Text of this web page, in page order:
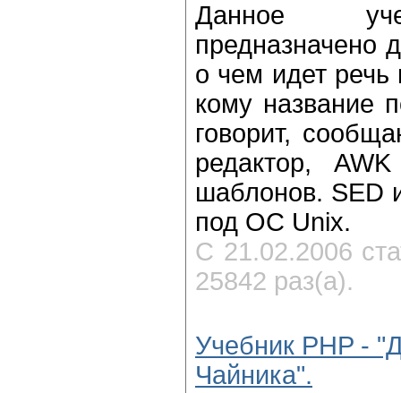
Данное
предназначено
о чем идет речь
кому название
говорит,
редактор,
шаблонов. SED
под ОС Unix.
С 21.02.2006
25842 раз(а).
Учебник PHP -
Чайника".